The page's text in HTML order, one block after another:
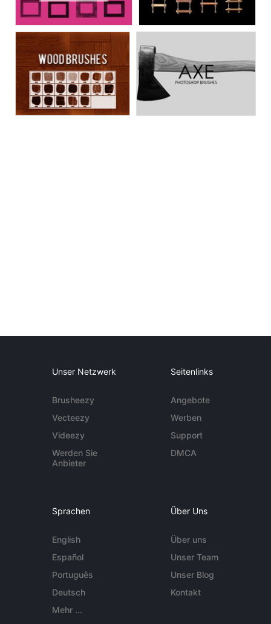
Unser Netzwerk
Brusheezy
Vecteezy
Videezy
Werden Sie
Anbieter
Seitenlinks
Angebote
Werben
Support
DMCA
Sprachen
English
Español
Português
Deutsch
Mehr ...
Über Uns
Über uns
Unser Team
Unser Blog
Kontakt